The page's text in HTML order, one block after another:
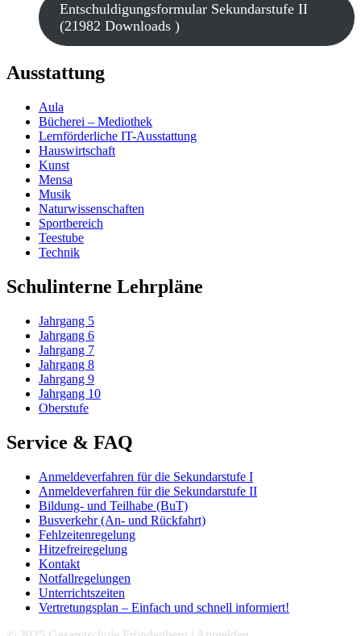
Entschuldigungsformular Sekundarstufe II
(21982 Downloads )
Ausstattung
Aula
Bücherei – Mediothek
Lernförderliche IT-Ausstattung
Hauswirtschaft
Kunst
Mensa
Musik
Naturwissenschaften
Sportbereich
Teestube
Technik
Schulinterne Lehrpläne
Jahrgang 5
Jahrgang 6
Jahrgang 7
Jahrgang 8
Jahrgang 9
Jahrgang 10
Oberstufe
Service & FAQ
Anmeldeverfahren für die Sekundarstufe I
Anmeldeverfahren für die Sekundarstufe II
Bildung- und Teilhabe (BuT)
Busverkehr (An- und Rückfahrt)
Fehlzeitenregelung
Hitzefreiregelung
Kontakt
Notfallregelungen
Unterrichtszeiten
Vertretungsplan – Einfach und schnell informiert!